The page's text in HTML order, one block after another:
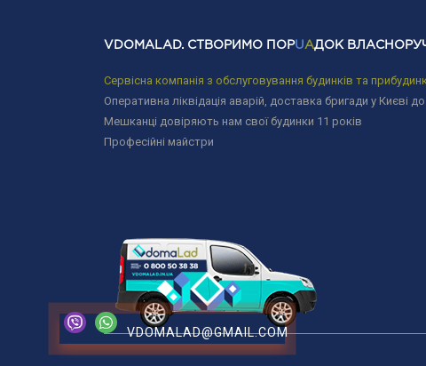
VDOMALAD. СТВОРИМО ПОРUAДОК
Сервісна компанія з обслуговування будинків та
Оперативна ліквідація аварій, доставка бригади у Києві
Мешканці довіряють нам свої будинки 11 років
Професійні майстри
VDOMALAD@GMAIL.COM